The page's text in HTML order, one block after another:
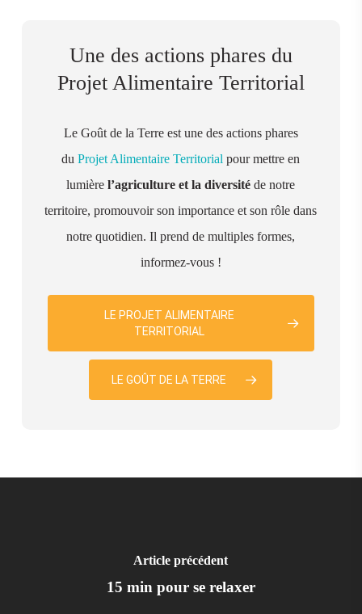
Une des actions phares du
Projet Alimentaire Territorial
Le Goût de la Terre est une des actions phares
duProjet Alimentaire Territorialpour mettre en
lumière l’agriculture et la diversitéde notre
territoire, promouvoir son importance et son rôle dans
notre quotidien. Il prend de multiples formes,
informez-vous !
LE PROJET ALIMENTAIRE
TERRITORIAL
LE GOÛT DE LA TERRE
Article précédent
15 min pour se relaxer